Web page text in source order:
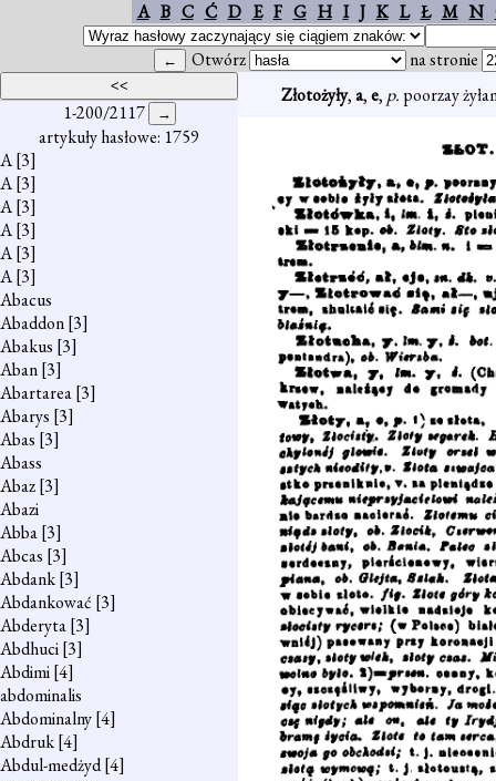
A B C Ć D E F G H I J K L Ł M N
Otwórz na stronie
1-200/2117
artykuły hasłowe: 1759
A[3]
A[3]
A[3]
A[3]
A[3]
A[3]
Abacus
Abaddon[3]
Abakus [3]
Aban[3]
Abartarea[3]
Abarys [3]
Abas [3]
Abass
Abaz[3]
Abazi
Abba[3]
Abcas [3]
Abdank[3]
Abdankować [3]
Abderyta[3]
Abdhuci[3]
Abdimi[4]
abdominalis
Abdominalny[4]
Abdruk[4]
Abdul-medżyd[4]
Złotożyły,a,e, p. poorzay